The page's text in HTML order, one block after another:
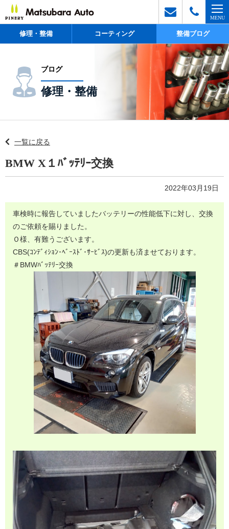
修理・整備 コーティング 整備ブログ
ブログ
修理・整備
一覧に戻る
BMW X１ﾊﾞｯﾃﾘｰ交換
2022年03月19日
車検時に報告していましたバッテリーの性能低下に対し、交換
のご依頼を賜りました。
Ｏ様、有難うございます。
CBS(ｺﾝﾃﾞｨｼｮﾝ･ﾍﾞｰｽﾄﾞ･ｻｰﾋﾞｽ)の更新も済ませております。
＃BMWﾊﾞｯﾃﾘｰ交換